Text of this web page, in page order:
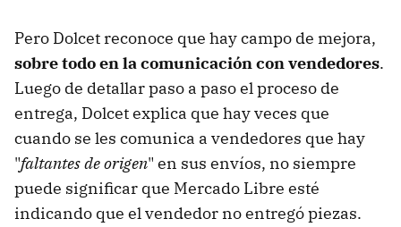
Pero Dolcet reconoce que hay campo de mejora,
sobre todo en la comunicación con vendedores.
Luego de detallar paso a paso el proceso de
entrega, Dolcet explica que hay veces que
cuando se les comunica a vendedores que hay
"faltantes de origen" en sus envíos, no siempre
puede significar que Mercado Libre esté
indicando que el vendedor no entregó piezas.